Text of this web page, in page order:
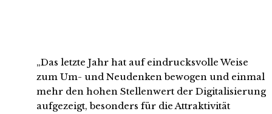
„Das letzte Jahr hat auf eindrucksvolle Weise
zum Um- und Neudenken bewogen und einmal
mehr den hohen Stellenwert der Digitalisierung
aufgezeigt, besonders für die Attraktivität